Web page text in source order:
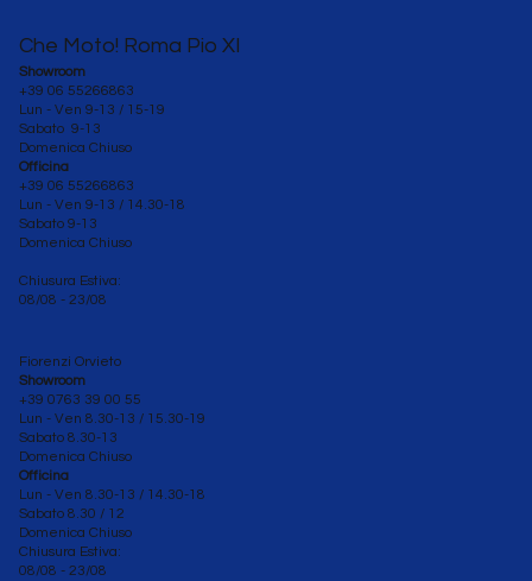
Che Moto! Roma Pio XI
Showroom
+39 06 55266863
Lun - Ven 9-13 / 15-19
Sabato 9-13
Domenica Chiuso
Officina
+39 06 55266863
Lun - Ven 9-13 / 14.30-18
Sabato 9-13
Domenica Chiuso
Chiusura Estiva:
08/08 - 23/08
Fiorenzi Orvieto
Showroom
+39 0763 39 00 55
Lun - Ven 8.30-13 / 15.30-19
Sabato 8.30-13
Domenica Chiuso
Officina
Lun - Ven 8.30-13 / 14.30-18
Sabato 8.30 / 12
Domenica Chiuso
Chiusura Estiva:
08/08 - 23/08